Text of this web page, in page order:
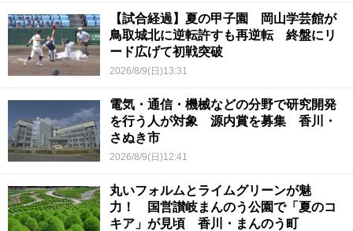
【試合経過】夏の甲子園 岡山学芸館が
鳥取城北に逆転許すも再逆転 終盤にリ
ード広げて初戦突破
2026/8/9(日)13:31
電気・通信・機械などの分野で研究開発
を行う人が対象 源内賞を募集 香川・
さぬき市
2026/8/9(日)12:41
丸いフォルムとライムグリーンが魅
力！ 国営讃岐まんのう公園で「夏のコ
キア」が見頃 香川・まんのう町